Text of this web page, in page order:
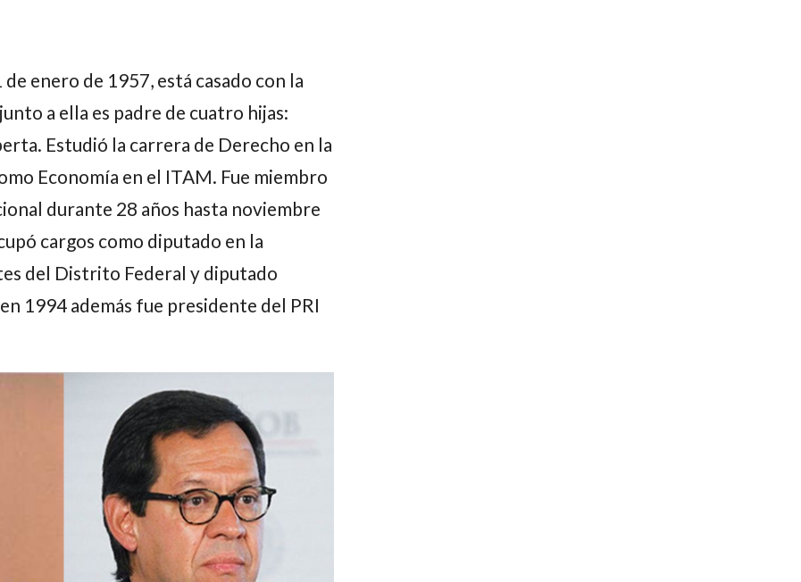
de enero de 1957, está casado con la
a ella es padre de cuatro hijas:
. Estudió la carrera de Derecho en la
Economía en el ITAM. Fue miembro
durante 28 años hasta noviembre
cargos como diputado en la
del Distrito Federal y diputado
1994 además fue presidente del PRI